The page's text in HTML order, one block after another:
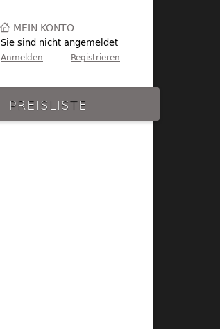
MEIN KONTO
Sie sind nicht angemeldet
Anmelden Registrieren
PREISLISTE